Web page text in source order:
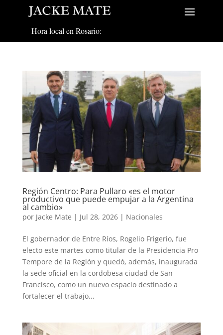
Hora local en Rosario:
Región Centro: Para Pullaro «es el motor
productivo que puede empujar a la Argentina
al cambio»
por Jacke Mate | Jul 28, 2026| Nacionales
El gobernador de Entre Ríos, Rogelio Frigerio, fue
electo este martes como titular de la Presidencia Pro
Tempore de la Región y quedó, además, inaugurada
la sede oficial en la cordobesa ciudad de San
Francisco, como un nuevo espacio destinado a
fortalecer el trabajo...